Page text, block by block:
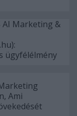
AI Marketing &
ügyfélélmény
Ami